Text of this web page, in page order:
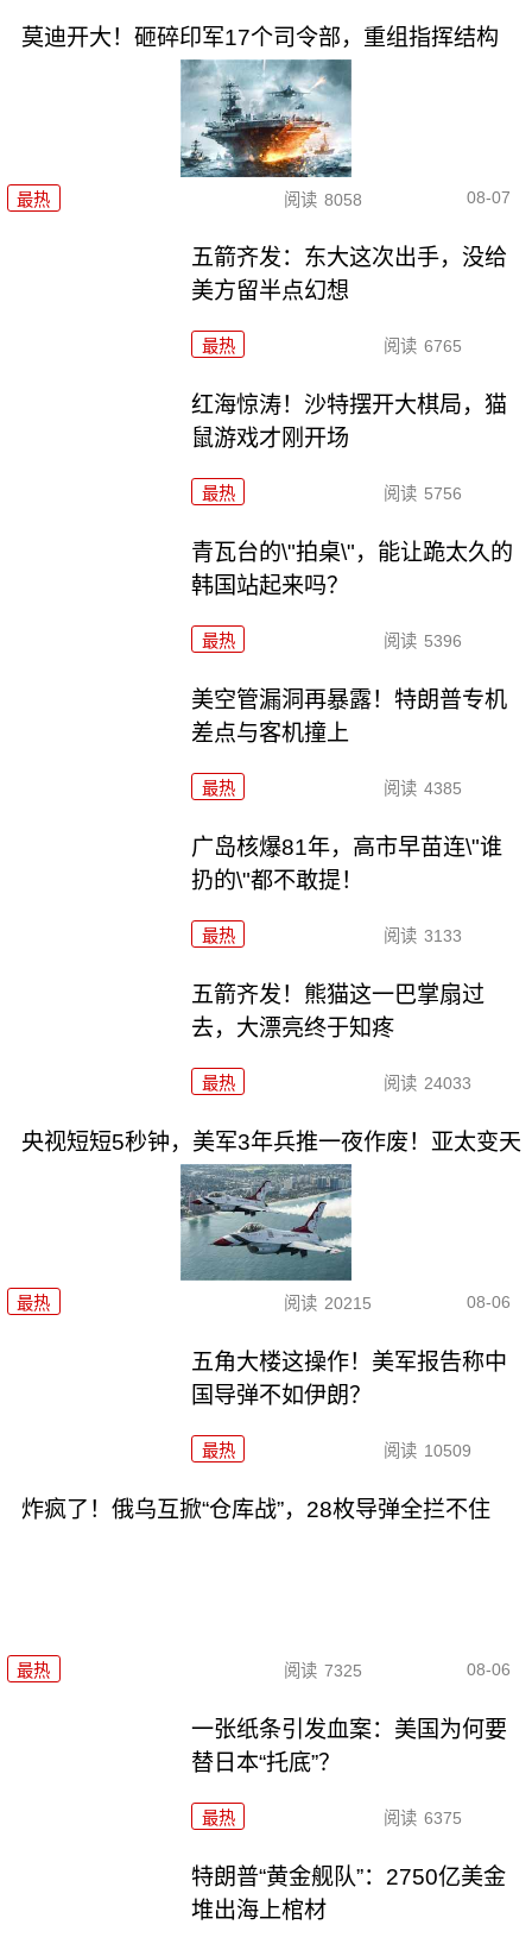
莫迪开大！砸碎印军17个司令部，重组指挥结构
最热 阅读 8058 08-07
五箭齐发：东大这次出手，没给
美方留半点幻想
最热 阅读 6765
红海惊涛！沙特摆开大棋局，猫
鼠游戏才刚开场
最热 阅读 5756
青瓦台的\"拍桌\"，能让跪太久的
韩国站起来吗？
最热 阅读 5396
美空管漏洞再暴露！特朗普专机
差点与客机撞上
最热 阅读 4385
广岛核爆81年，高市早苗连\"谁
扔的\"都不敢提！
最热 阅读 3133
五箭齐发！熊猫这一巴掌扇过
去，大漂亮终于知疼
最热 阅读 24033
央视短短5秒钟，美军3年兵推一夜作废！亚太变天
最热 阅读 20215 08-06
五角大楼这操作！美军报告称中
国导弹不如伊朗？
最热 阅读 10509
炸疯了！俄乌互掀“仓库战”，28枚导弹全拦不住
最热 阅读 7325 08-06
一张纸条引发血案：美国为何要
替日本“托底”？
最热 阅读 6375
特朗普“黄金舰队”：2750亿美金
堆出海上棺材